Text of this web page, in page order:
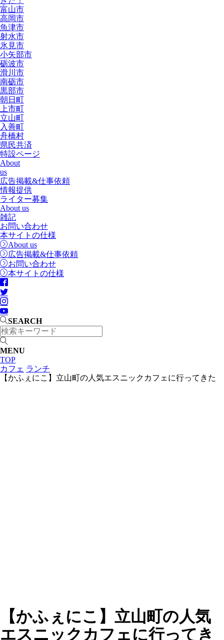
富山市
高岡市
魚津市
射水市
氷見市
小矢部市
砺波市
滑川市
南砺市
黒部市
朝日町
上市町
立山町
入善町
舟橋村
県民共済
特設ページ
About
us
広告掲載&仕事依頼
情報提供
ライター募集
About us
雑記
お問い合わせ
本サイトの仕様
About us
広告掲載&仕事依頼
お問い合わせ
本サイトの仕様
SEARCH
MENU
TOP
カフェ ランチ
【かふぇにこ】立山町の人気エスニックカフェに行ってきた
【かふぇにこ】立山町の人気
エスニックカフェに行ってき